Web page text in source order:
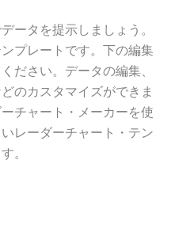
ータを提示しましょう。
プレートです。下の編集
ださい。データの編集、
のカスタマイズができま
チャート・メーカーを使
レーダーチャート・テン
。